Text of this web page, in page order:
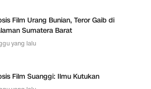
Film Urang Bunian, Teror Gaib di
Sumatera Barat
yang lalu
Film Suanggi: Ilmu Kutukan